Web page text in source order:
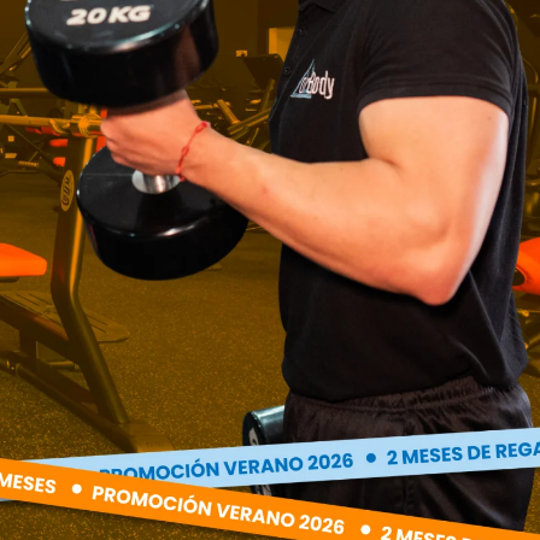
eso no quiere decir que tengamos
a ingerir.
para coger energía y motivación, la
a disfrutar de ambos puntos.
todos tus objetivos en tus planes
SIGUIENTE
Menú de Navidad FIT (1/2)